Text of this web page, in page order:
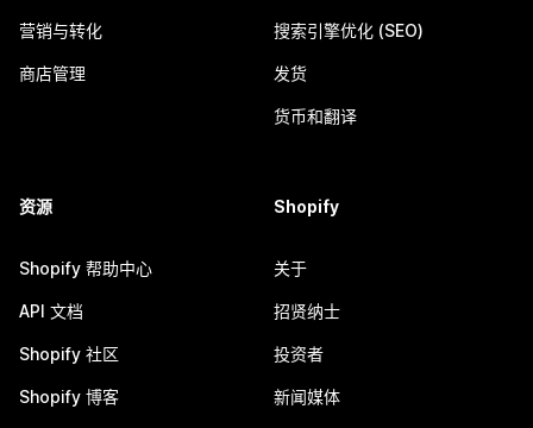
营销与转化
商店管理
搜索引擎优化 (SEO)
发货
货币和翻译
资源
Shopify 帮助中心
API 文档
Shopify 社区
Shopify 博客
Shopify
关于
招贤纳士
投资者
新闻媒体